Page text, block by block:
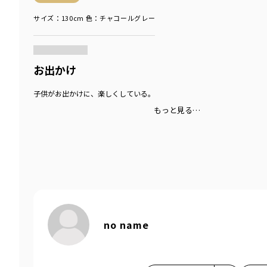
サイズ：130cm 色：チャコールグレー
お出かけ
子供がお出かけに、楽しくしている。
もっと見る…
no name